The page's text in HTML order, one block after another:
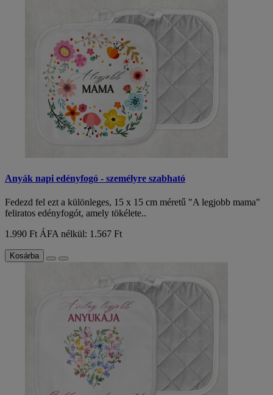
Anyák napi edényfogó - személyre szabható
Fedezd fel ezt a különleges, 15 x 15 cm méretű "A legjobb mama"
feliratos edényfogót, amely tökélete..
1.990 Ft ÁFA nélkül: 1.567 Ft
Kosárba